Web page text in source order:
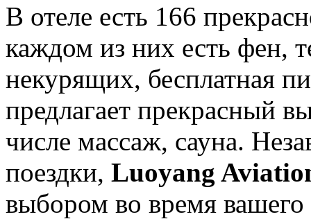
В отеле есть 166
каждом из них есть фен,
некурящих, бесплатная
предлагает прекрасный
числе массаж, сауна.
поездки, Luoyang
выбором во время